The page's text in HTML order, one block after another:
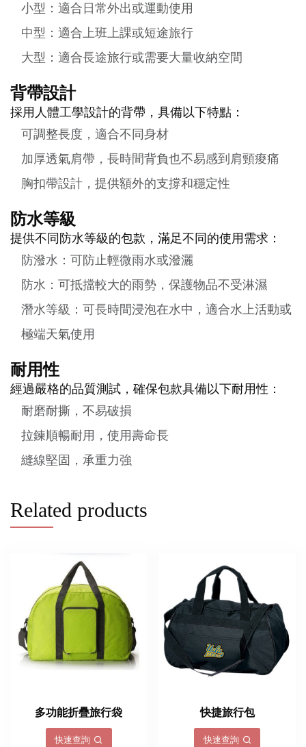
小型：適合日常外出或運動使用
中型：適合上班上課或短途旅行
大型：適合長途旅行或需要大量收納空間
背帶設計
採用人體工學設計的背帶，具備以下特點：
可調整長度，適合不同身材
加厚透氣肩帶，長時間背負也不易感到肩頸痠痛
胸扣帶設計，提供額外的支撐和穩定性
防水等級
提供不同防水等級的包款，滿足不同的使用需求：
防潑水：可防止輕微雨水或潑灑
防水：可抵擋較大的雨勢，保護物品不受淋濕
潛水等級：可長時間浸泡在水中，適合水上活動或
極端天氣使用
耐用性
經過嚴格的品質測試，確保包款具備以下耐用性：
耐磨耐撕，不易破損
拉鍊順暢耐用，使用壽命長
縫線堅固，承重力強
Related products
多功能折疊旅行袋
快速查詢
快捷旅行包
快速查詢